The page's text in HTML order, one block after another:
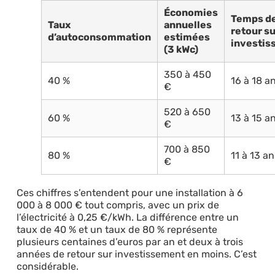
Taux
d’autoconsommation
Économies
annuelles
estimées
(3 kWc)
Temps
retour
40 %
350 à 450
€
16 à 18
60 %
520 à 650
€
13 à 15
80 %
700 à 850
€
11 à 13
Ces chiffres s’entendent pour une installation à 6
000 à 8 000 € tout compris, avec un prix de
l’électricité à 0,25 €/kWh. La différence entre un
taux de 40 % et un taux de 80 % représente
plusieurs centaines d’euros par an et deux à trois
années de retour sur investissement en moins. C’est
considérable.